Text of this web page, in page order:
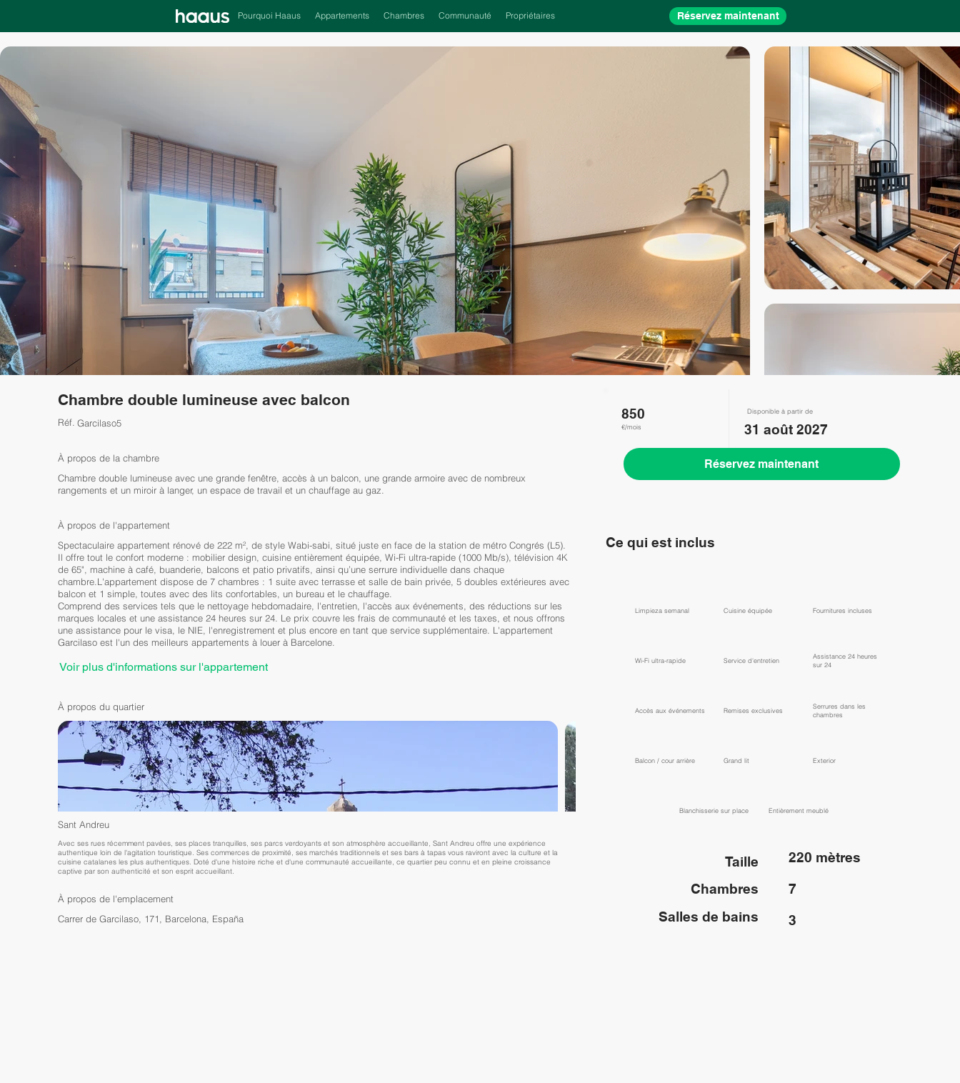
Pourquoi Haaus Appartements Chambres Communauté Propriétaires Réservez maintenant
Chambre double lumineuse avec balcon
Garcilaso5
Réf.
À propos de la chambre
Chambre double lumineuse avec une grande fenêtre, accès à un balcon, une grande armoire avec de nombreux
rangements et un miroir à langer, un espace de travail et un chauffage au gaz.
À propos de l'appartement
Spectaculaire appartement rénové de 222 m², de style Wabi-sabi, situé juste en face de la station de métro Congrés (L5).
Il offre tout le confort moderne : mobilier design, cuisine entièrement équipée, Wi-Fi ultra-rapide (1000 Mb/s), télévision 4K
de 65", machine à café, buanderie, balcons et patio privatifs, ainsi qu’une serrure individuelle dans chaque
chambre.L'appartement dispose de 7 chambres : 1 suite avec terrasse et salle de bain privée, 5 doubles extérieures avec
balcon et 1 simple, toutes avec des lits confortables, un bureau et le chauffage.
Comprend des services tels que le nettoyage hebdomadaire, l'entretien, l'accès aux événements, des réductions sur les
marques locales et une assistance 24 heures sur 24. Le prix couvre les frais de communauté et les taxes, et nous offrons
une assistance pour le visa, le NIE, l'enregistrement et plus encore en tant que service supplémentaire. L'appartement
Garcilaso est l'un des meilleurs appartements à louer à Barcelone.
Voir plus d'informations sur l'appartement
À propos du quartier
Sant Andreu
Avec ses rues récemment pavées, ses places tranquilles, ses parcs verdoyants et son atmosphère accueillante, Sant Andreu offre une expérience
authentique loin de l'agitation touristique. Ses commerces de proximité, ses marchés traditionnels et ses bars à tapas vous raviront avec la culture et la
cuisine catalanes les plus authentiques. Doté d'une histoire riche et d'une communauté accueillante, ce quartier peu connu et en pleine croissance
captive par son authenticité et son esprit accueillant.
À propos de l'emplacement
Carrer de Garcilaso, 171, Barcelona, España
850
€/mois
Réservez maintenant
Disponible à partir de
31 août 2027
Ce qui est inclus
Limpieza semanal Cuisine équipée Fournitures incluses
Wi-Fi ultra-rapide Service d'entretien
Assistance 24 heures
sur 24
Accès aux événements Remises exclusives
Serrures dans les
chambres
Balcon / cour arrière Grand lit Exterior
Blanchisserie sur place Entièrement meublé
3
7
220 mètres
Salles de bains
Chambres
Taille